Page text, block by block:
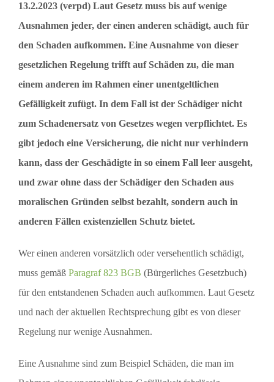
13.2.2023 (verpd) Laut Gesetz muss bis auf wenige
Ausnahmen jeder, der einen anderen schädigt, auch für
den Schaden aufkommen. Eine Ausnahme von dieser
gesetzlichen Regelung trifft auf Schäden zu, die man
einem anderen im Rahmen einer unentgeltlichen
Gefälligkeit zufügt. In dem Fall ist der Schädiger nicht
zum Schadenersatz von Gesetzes wegen verpflichtet. Es
gibt jedoch eine Versicherung, die nicht nur verhindern
kann, dass der Geschädigte in so einem Fall leer ausgeht,
und zwar ohne dass der Schädiger den Schaden aus
moralischen Gründen selbst bezahlt, sondern auch in
anderen Fällen existenziellen Schutz bietet.
Wer einen anderen vorsätzlich oder versehentlich schädigt,
muss gemäß Paragraf 823 BGB (Bürgerliches Gesetzbuch)
für den entstandenen Schaden auch aufkommen. Laut Gesetz
und nach der aktuellen Rechtsprechung gibt es von dieser
Regelung nur wenige Ausnahmen.
Eine Ausnahme sind zum Beispiel Schäden, die man im